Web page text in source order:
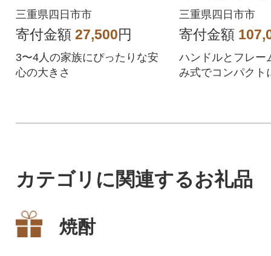
三重県四日市市
寄付金額 27,500円
3〜4人の家族にぴったりな安
心の大きさ
イト
三重県四日市市
寄付金額
ハンドルとフレー
み式でコンパクト
カテゴリに関連するお礼品
焼酎